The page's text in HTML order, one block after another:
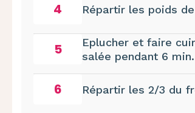
4 Répartir les poids
5
Eplucher et faire
salée pendant 6
6 Répartir les 2/3 du